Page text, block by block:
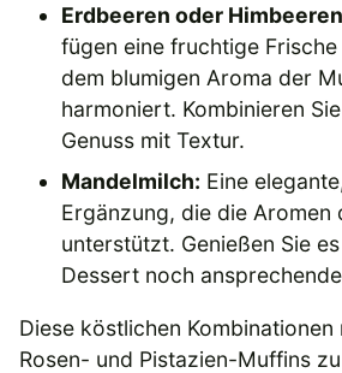
Erdbeeren oder
fügen eine fruchtige
dem blumigen Aroma der
harmoniert. Kombinieren
Genuss mit Textur.
Mandelmilch: Eine
Ergänzung, die die Aromen
unterstützt. Genießen Sie
Dessert noch
Diese köstlichen Kombinationen
Rosen- und Pistazien-Muffins